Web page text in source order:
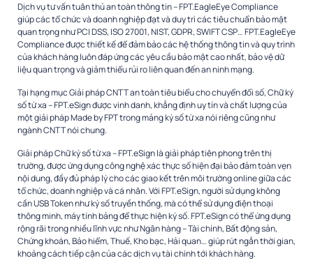
Dịch vụ tư vấn tuân thủ an toàn thông tin – FPT.EagleEye Compliance
giúp các tổ chức và doanh nghiệp đạt và duy trì các tiêu chuẩn bảo mật
quan trọng như PCI DSS, ISO 27001, NIST, GDPR, SWIFT CSP… FPT.EagleEye
Compliance được thiết kế để đảm bảo các hệ thống thông tin và quy trình
của khách hàng luôn đáp ứng các yêu cầu bảo mật cao nhất, bảo vệ dữ
liệu quan trọng và giảm thiểu rủi ro liên quan đến an ninh mạng.
Tại hạng mục Giải pháp CNTT an toàn tiêu biểu cho chuyển đổi số, Chữ ký
số từ xa – FPT.eSign được vinh danh, khẳng định uy tín và chất lượng của
một giải pháp Made by FPT trong mảng ký số từ xa nói riêng cũng như
ngành CNTT nói chung.
Giải pháp Chữ ký số từ xa – FPT.eSign là giải pháp tiên phong trên thị
trường, được ứng dụng công nghệ xác thực số hiện đại bảo đảm toàn vẹn
nội dung, đầy đủ pháp lý cho các giao kết trên môi trường online giữa các
tổ chức, doanh nghiệp và cá nhân. Với FPT.eSign, người sử dụng không
cần USB Token như ký số truyền thống, mà có thể sử dụng điện thoại
thông minh, máy tính bảng để thực hiện ký số. FPT.eSign có thể ứng dụng
rộng rãi trong nhiều lĩnh vực như Ngân hàng – Tài chính, Bất động sản,
Chứng khoán, Bảo hiểm, Thuế, Kho bạc, Hải quan… giúp rút ngắn thời gian,
khoảng cách tiếp cận của các dịch vụ tài chính tới khách hàng.